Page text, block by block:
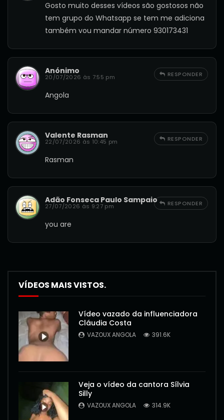
Gosto muito desses vídeos são gostosos não
tem grupo do Whatsapp se tem me adiciona
também vou mandar número 930173431
Anónimo
20/07/2026 às 7:55 pm
Angola
RESPONDER
Valente Rasman
22/07/2026 às 10:45 pm
Rasman
RESPONDER
Adão Fonseca Paulo Sampaio
27/07/2026 às 9:27 pm
you are
RESPONDER
VÍDEOS MAIS VISTOS.
Vídeo vazado da influenciadora
Cláudia Costa
VAZOUX ANGOLA 391.6K
Veja o vídeo da cantora Sílvia
Silly
VAZOUX ANGOLA 314.9K